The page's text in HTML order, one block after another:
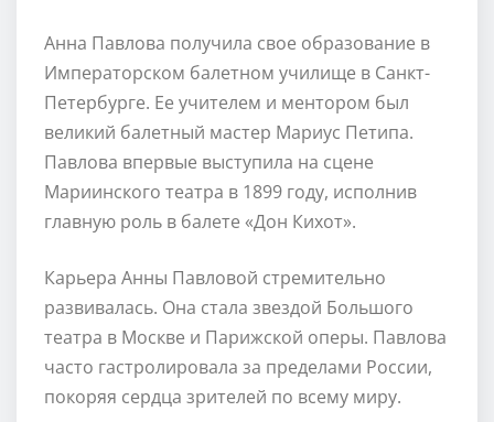
Анна Павлова получила свое образование в
Императорском балетном училище в Санкт-
Петербурге. Ее учителем и ментором был
великий балетный мастер Мариус Петипа.
Павлова впервые выступила на сцене
Мариинского театра в 1899 году, исполнив
главную роль в балете «Дон Кихот».
Карьера Анны Павловой стремительно
развивалась. Она стала звездой Большого
театра в Москве и Парижской оперы. Павлова
часто гастролировала за пределами России,
покоряя сердца зрителей по всему миру.